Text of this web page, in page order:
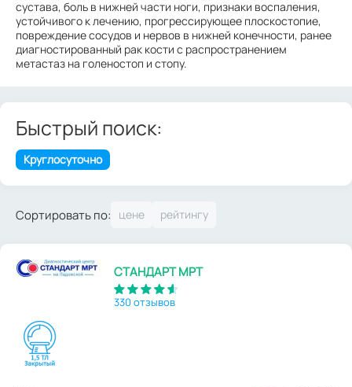
сустава, боль в нижней части ноги, признаки воспаления,
устойчивого к лечению, прогрессирующее плоскостопие,
повреждение сосудов и нервов в нижней конечности, ранее
диагностированный рак кости с распространением
метастаз на голеностоп и стопу.
Быстрый поиск:
Круглосуточно
Сортировать по:
СТАНДАРТ МРТ
330 отзывов